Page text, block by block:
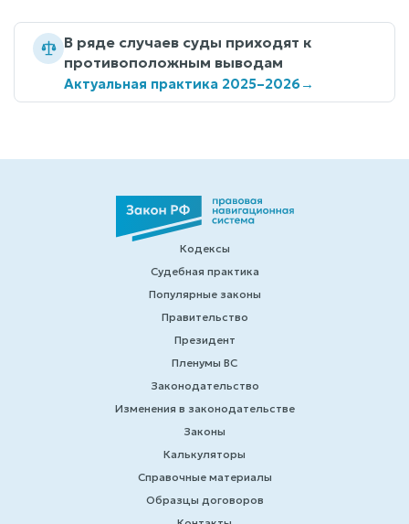
В ряде случаев суды приходят к
противоположным выводам
Актуальная практика 2025–2026→
Кодексы
Судебная практика
Популярные законы
Правительство
Президент
Пленумы ВС
Законодательство
Изменения в законодательстве
Законы
Калькуляторы
Справочные материалы
Образцы договоров